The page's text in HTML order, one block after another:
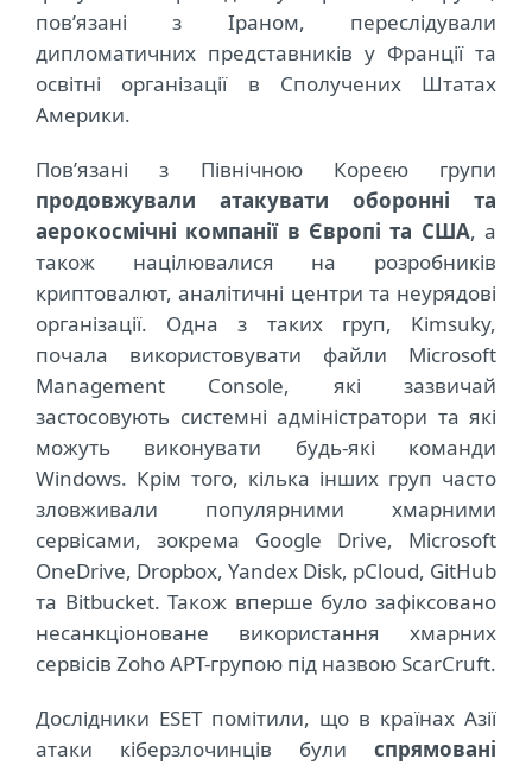
пов’язані з Іраном, переслідували
дипломатичних представників у Франції та
освітні організації в Сполучених Штатах
Америки.
Пов’язані з Північною Кореєю групи
продовжували атакувати оборонні та
аерокосмічні компанії в Європі та США, а
також націлювалися на розробників
криптовалют, аналітичні центри та неурядові
організації. Одна з таких груп, Kimsuky,
почала використовувати файли Microsoft
Management Console, які зазвичай
застосовують системні адміністратори та які
можуть виконувати будь-які команди
Windows. Крім того, кілька інших груп часто
зловживали популярними хмарними
сервісами, зокрема Google Drive, Microsoft
OneDrive, Dropbox, Yandex Disk, pCloud, GitHub
та Bitbucket. Також вперше було зафіксовано
несанкціоноване використання хмарних
сервісів Zoho APT-групою під назвою ScarCruft.
Дослідники ESET помітили, що в країнах Азії
атаки кіберзлочинців були спрямовані